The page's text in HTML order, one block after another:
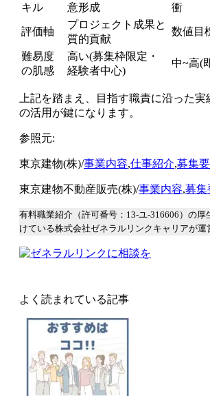
キル
意形成
衝
評価軸
プロジェクト成果と
質的貢献
数値目
難易度
の肌感
高い(募集枠限定・
経験者中心)
中~高(
上記を踏まえ、目指す職責に沿った
の活用が鍵になります。
参照元:
東京建物(株)/事業内容,仕事紹介,募集
東京建物不動産販売(株)/事業内容,募集
有料職業紹介（許可番号：13-ユ-316606）の厚
けている株式会社ゼネラルリンクキャリアが運
よく読まれている記事